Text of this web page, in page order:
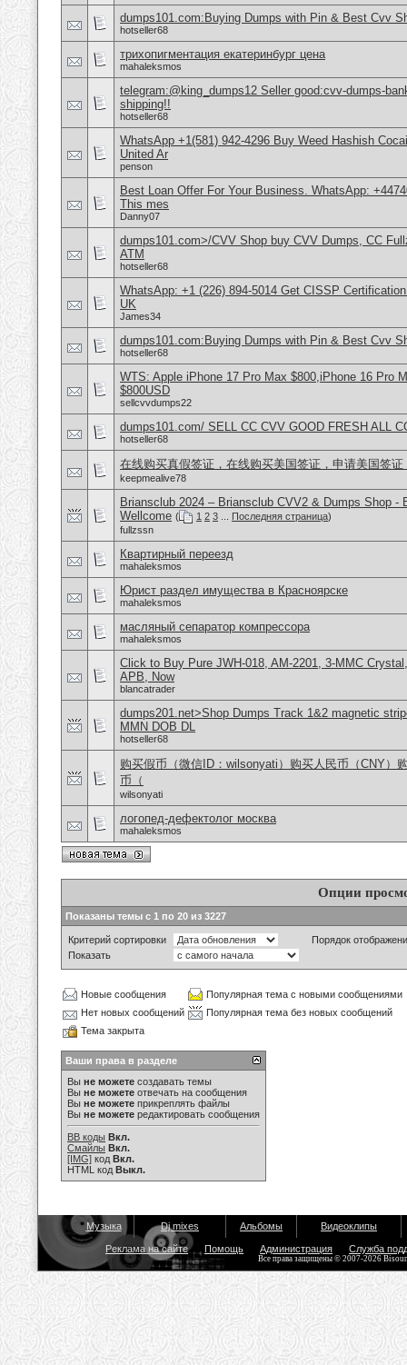
dumps101.com:Buying Dumps with Pin & Best Cvv
hotseller68
трихопигментация екатеринбург цена
mahaleksmos
telegram:@king_dumps12 Seller good:cvv-dumps-
shipping!!
hotseller68
WhatsApp +1(581) 942-4296 Buy Weed Hashish
United Ar
penson
Best Loan Offer For Your Business. WhatsApp:
This mes
Danny07
dumps101.com>/CVV Shop buy CVV Dumps, CC
ATM
hotseller68
WhatsApp: +1 (226) 894-5014​ Get CISSP
UK
James34
dumps101.com:Buying Dumps with Pin & Best Cvv
hotseller68
WTS: Apple iPhone 17 Pro Max $800,iPhone 16 Pro
$800USD
sellcvvdumps22
dumps101.com/ SELL CC CVV GOOD FRESH ALL
hotseller68
在线购买真假签证，在线购买美国签证，申请美国签证
keepmealive78
Briansclub 2024 – Briansclub CVV2 & Dumps Shop -
Wellcome ( 1 2 3 Последняя страница)
fullzssn
Квартирный переезд
mahaleksmos
Юрист раздел имущества в Красноярске
mahaleksmos
масляный сепаратор компрессора
mahaleksmos
Click to Buy Pure JWH-018, AM-2201, 3-MMC
APB, Now
blancatrader
dumps201.net>Shop Dumps Track 1&2 magnetic
MMN DOB DL
hotseller68
购买假币（微信ID：wilsonyati）购买人民币（CNY）
币（
wilsonyati
логопед-дефектолог москва
mahaleksmos
Опции
Показаны темы с 1 по 20 из 3227
Критерий сортировки
Порядок
Показать
Новые сообщения
Популярная тема с новыми сообщениями
Нет новых сообщений
Популярная тема без новых сообщений
Тема закрыта
Ваши права в разделе
Вы не можете создавать темы
Вы не можете отвечать на сообщения
Вы не можете прикреплять файлы
Вы не можете редактировать сообщения
BB коды Вкл.
Смайлы Вкл.
[IMG] код Вкл.
HTML код Выкл.
Музыка Dj mixes Альбомы Видеоклипы
Реклама на сайте Помощь Администрация Служба
Все права защищены © 2007-2026